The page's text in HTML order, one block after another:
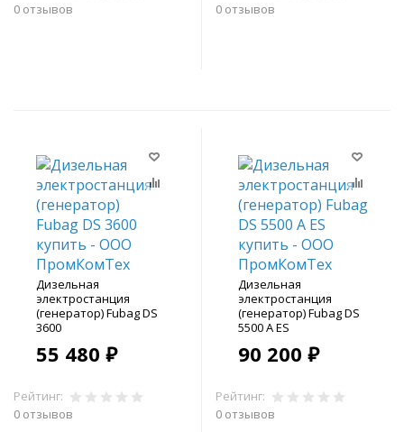
0 отзывов
0 отзывов
Дизельная
электростанция
(генератор) Fubag DS
3600
55 480 ₽
Рейтинг:
0 отзывов
Дизельная
электростанция
(генератор) Fubag DS
5500 A ES
90 200 ₽
Рейтинг:
0 отзывов